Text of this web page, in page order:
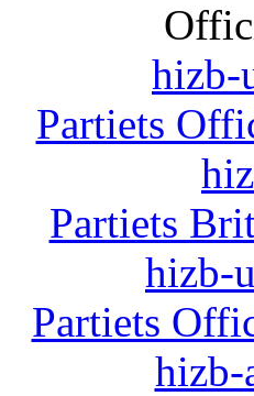
hizb-
Partiets
Partiets
hizb-
Partiets
hizb-